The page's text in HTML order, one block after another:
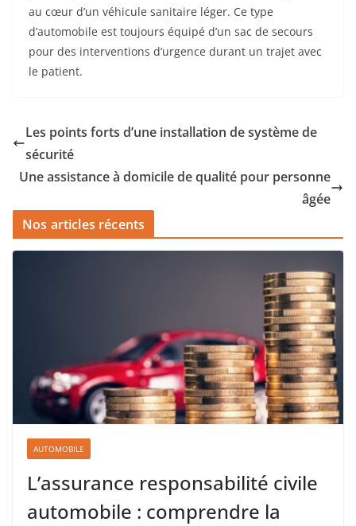
au cœur d’un véhicule sanitaire léger. Ce type
d’automobile est toujours équipé d’un sac de secours
pour des interventions d’urgence durant un trajet avec
le patient.
Les points forts d’une installation de système de
sécurité
Une assistance à domicile de qualité pour personne
âgée
Nos articles récents
AUTOMOBILE
L’assurance responsabilité civile
automobile : comprendre la